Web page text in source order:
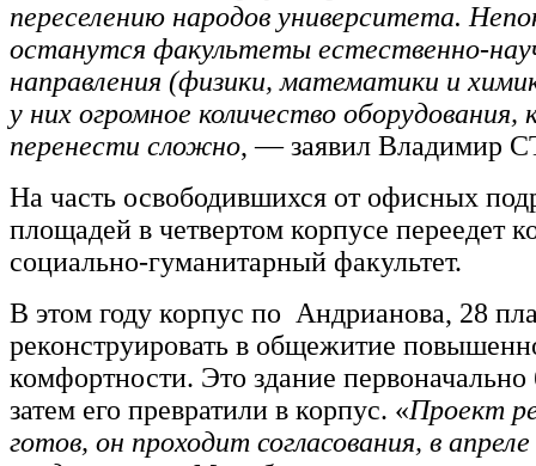
переселению народов университета.
останутся факультеты естественно-
направления (физики, математики и
у них огромное количество оборудования,
перенести сложно, — заявил Владимир
На часть освободившихся от офисных
площадей в четвертом корпусе переедет
социально-гуманитарный факультет.
В этом году корпус по Андрианова, 28
реконструировать в общежитие
комфортности. Это здание
затем его превратили в корпус. «Проект
готов, он проходит согласования, в